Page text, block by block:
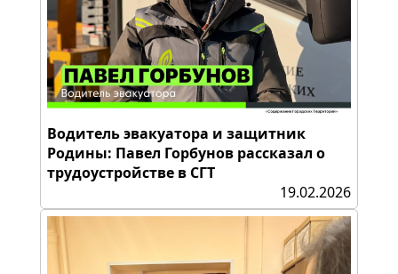
Водитель эвакуатора и защитник
Родины: Павел Горбунов рассказал о
трудоустройстве в СГТ
19.02.2026